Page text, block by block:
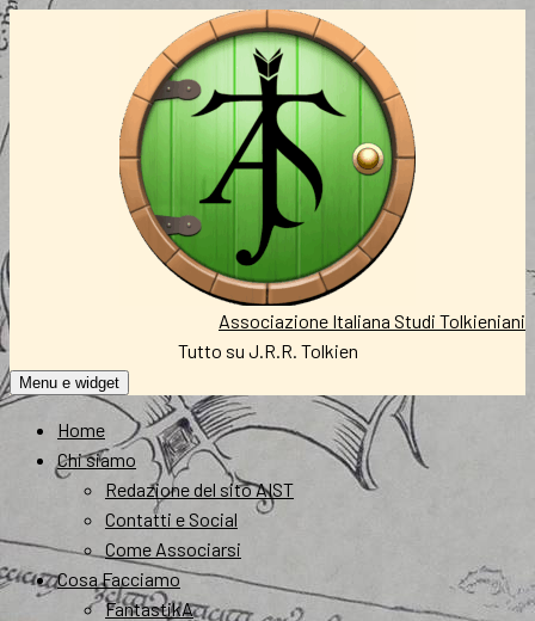
Vai
Associazione Italiana Studi Tolkieniani
Tutto su J.R.R. Tolkien
Menu e widget
Home
Chi siamo
Redazione del sito AIST
Contatti e Social
Come Associarsi
Cosa Facciamo
FantastikA